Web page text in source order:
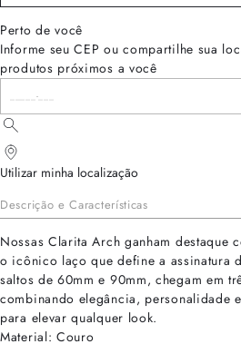
Perto de você
Informe seu CEP ou compartilhe sua
produtos próximos a você
Utilizar minha localização
Descrição e Características
Nossas Clarita Arch ganham destaque
o icônico laço que define a assinatura
saltos de 60mm e 90mm, chegam em
combinando elegância, personalidade
para elevar qualquer look.
Material: Couro